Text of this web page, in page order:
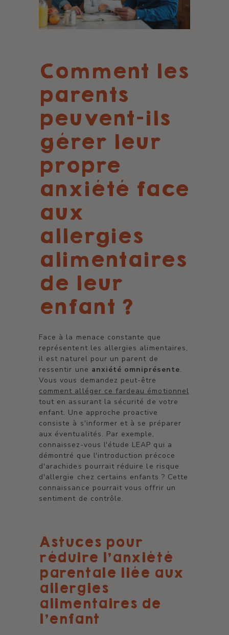
Comment les
parents
peuvent-ils
gérer leur
propre
anxiété face
aux
allergies
alimentaires
de leur
enfant ?
Face à la menace constante que
représentent les allergies alimentaires,
il est naturel pour un parent de
ressentir une anxiété omniprésente.
Vous vous demandez peut-être
comment alléger ce fardeau émotionnel
tout en assurant la sécurité de votre
enfant. Une approche proactive
consiste à s'informer et à se préparer
aux éventualités. Par exemple,
connaissez-vous l'étude LEAP qui a
démontré que l'introduction précoce
d'arachides pourrait réduire le risque
d'allergie chez certains enfants ? Cette
connaissance pourrait vous offrir un
sentiment de contrôle.
Astuces pour
réduire l'anxiété
parentale liée aux
allergies
alimentaires de
l'enfant